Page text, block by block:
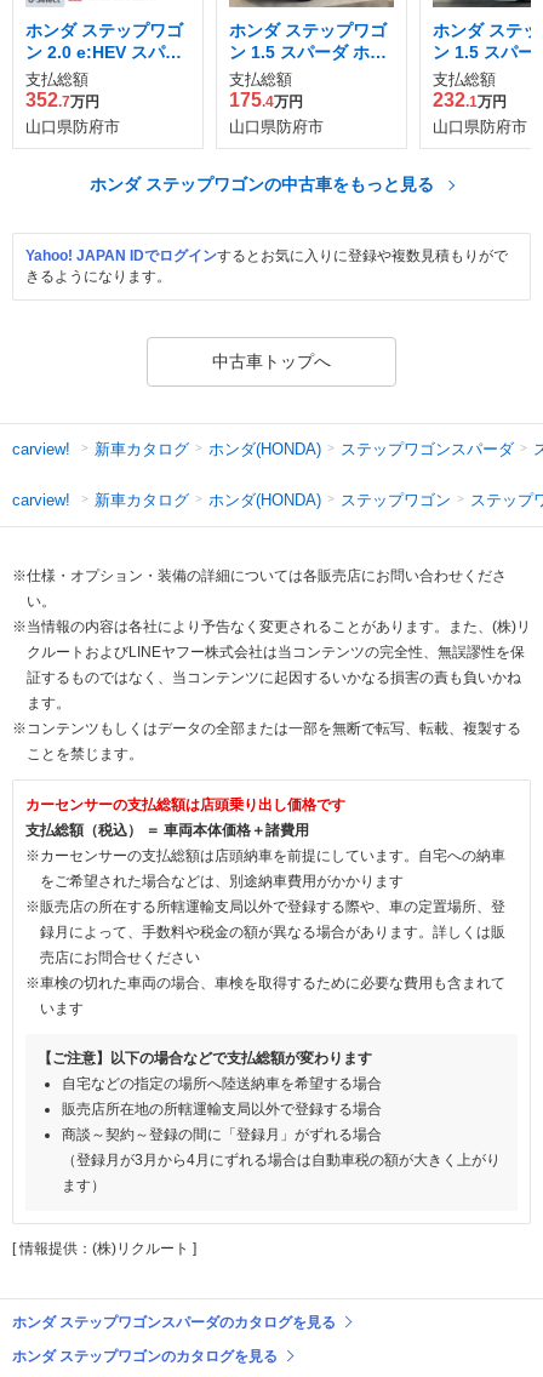
ホンダ ステップワゴ
ン 2.0 e:HEV スパー
ダ
支払総額
352.7万円
山口県防府市
ホンダ ステップワゴ
ン 1.5 スパーダ ホン
ダ センシング
支払総額
175.4万円
山口県防府市
ホンダ ステ
ン 1.5 スパー
ダ センシング
支払総額
232.1万円
山口県防府市
ホンダ ステップワゴンの中古車をもっと見る
Yahoo! JAPAN IDでログインするとお気に入りに登録や複数見積もりがで
きるようになります。
中古車トップへ
carview! 新車カタログ ホンダ(HONDA) ステップワゴンスパーダ
carview! 新車カタログ ホンダ(HONDA) ステップワゴン ステップ
※仕様・オプション・装備の詳細については各販売店にお問い合わせくださ
い。
※当情報の内容は各社により予告なく変更されることがあります。また、(株)リ
クルートおよびLINEヤフー株式会社は当コンテンツの完全性、無誤謬性を保
証するものではなく、当コンテンツに起因するいかなる損害の責も負いかね
ます。
※コンテンツもしくはデータの全部または一部を無断で転写、転載、複製する
ことを禁じます。
カーセンサーの支払総額は店頭乗り出し価格です
支払総額（税込） ＝ 車両本体価格＋諸費用
※カーセンサーの支払総額は店頭納車を前提にしています。自宅への納車
をご希望された場合などは、別途納車費用がかかります
※販売店の所在する所轄運輸支局以外で登録する際や、車の定置場所、登
録月によって、手数料や税金の額が異なる場合があります。詳しくは販
売店にお問合せください
※車検の切れた車両の場合、車検を取得するために必要な費用も含まれて
います
【ご注意】以下の場合などで支払総額が変わります
自宅などの指定の場所へ陸送納車を希望する場合
販売店所在地の所轄運輸支局以外で登録する場合
商談～契約～登録の間に「登録月」がずれる場合
（登録月が3月から4月にずれる場合は自動車税の額が大きく上がり
ます）
[ 情報提供：(株)リクルート ]
ホンダ ステップワゴンスパーダのカタログを見る
ホンダ ステップワゴンのカタログを見る